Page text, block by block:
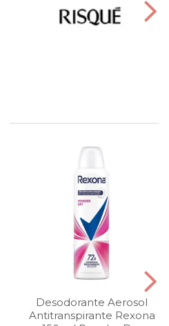
Desodorante Aerosol
Antitranspirante Rexona